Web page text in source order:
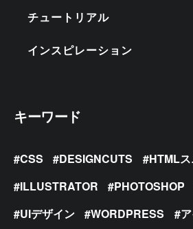
チュートリアル
インスピレーション
キーワード
CSS DESIGNCUTS
HTMLス
ILLUSTRATOR
PHOTOSHOP
UIデザイン
WORDPRESS